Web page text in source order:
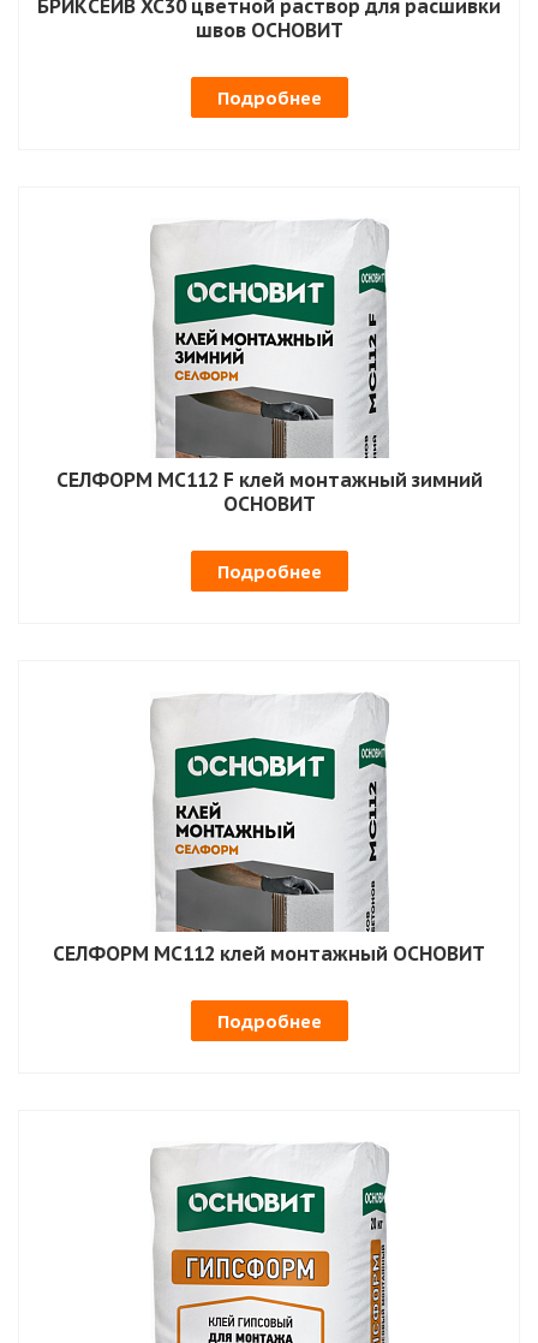
БРИКСЕЙВ XC30 цветной раствор для расшивки
швов ОСНОВИТ
Подробнее
СЕЛФОРМ MC112 F клей монтажный зимний
ОСНОВИТ
Подробнее
СЕЛФОРМ MC112 клей монтажный ОСНОВИТ
Подробнее